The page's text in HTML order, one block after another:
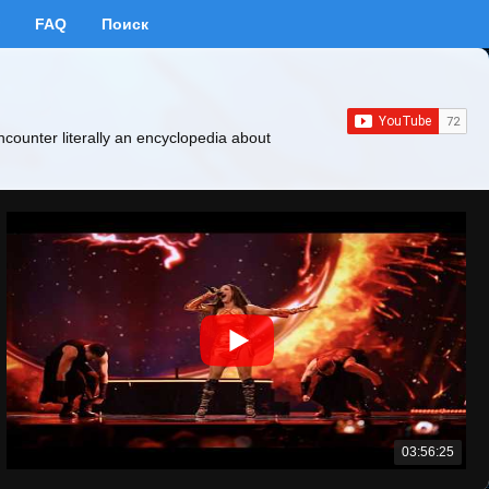
FAQ Поиск
literally an encyclopedia about
03:56:25